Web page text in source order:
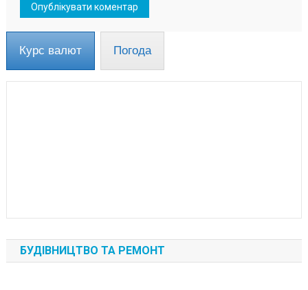
Курс валют Погода
БУДІВНИЦТВО ТА РЕМОНТ